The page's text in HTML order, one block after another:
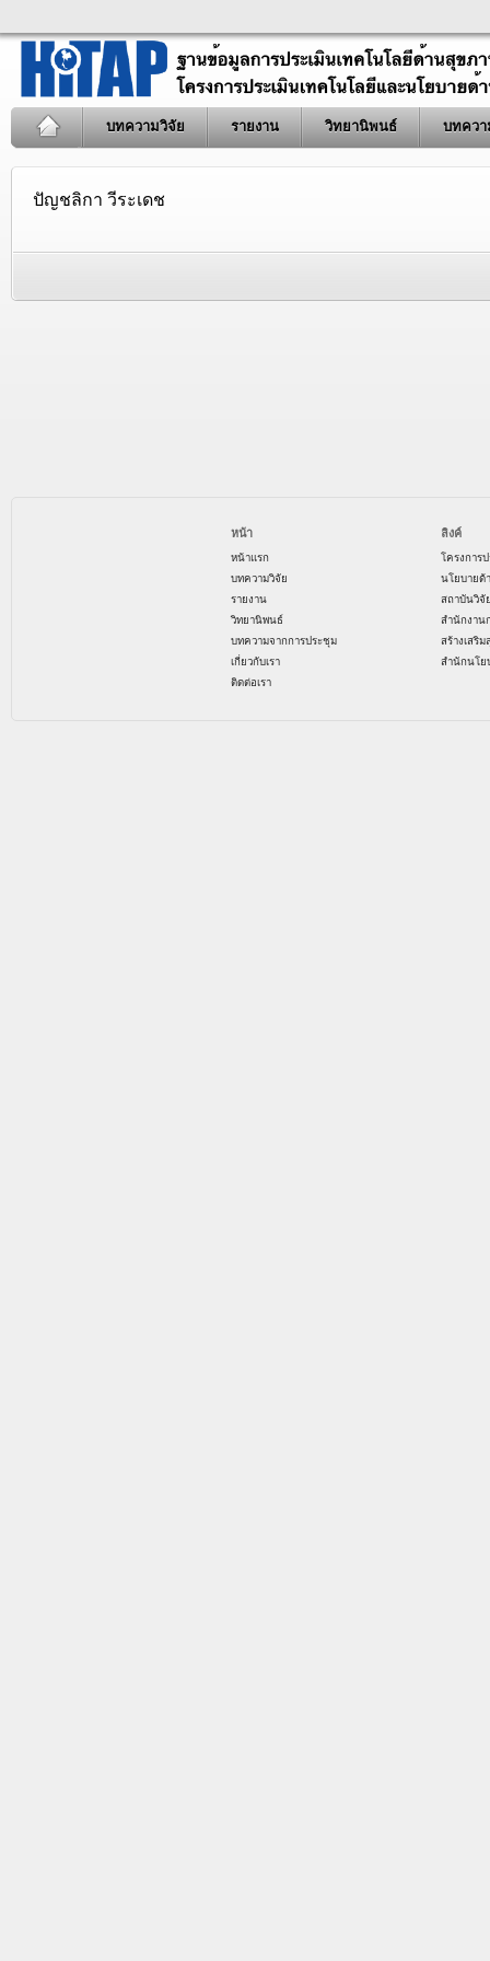
บทความวิจัย รายงาน วิทยานิพนธ์ บทควา
ปัญชลิกา วีระเดช
หน้า
หน้าแรก
บทความวิจัย
รายงาน
วิทยานิพนธ์
บทความจากการประชุม
เกี่ยวกับเรา
ติดต่อเรา
ลิงค์
โครงการ
นโยบายด้
สถาบันวิจั
สำนักงาน
สร้างเสริ
สำนักนโย